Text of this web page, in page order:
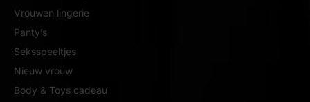
Vrouwen lingerie
Panty’s
Seksspeeltjes
Nieuw vrouw
Body & Toys cadeau